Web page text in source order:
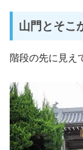
山門とそこ
階段の先に見え